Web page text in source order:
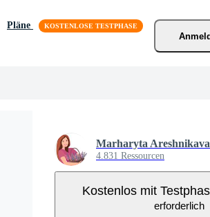
Pläne
Marharyta Areshnikava
4.831 Ressourcen
Kostenlos mit
erforderlich